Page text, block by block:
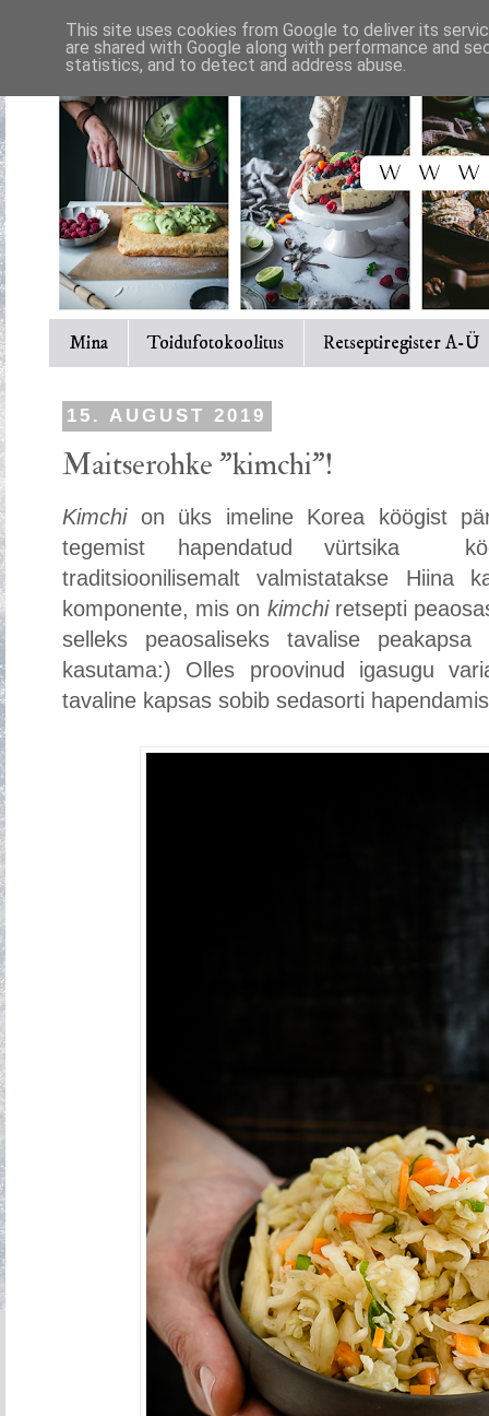
Mina Toidufotokoolitus Retseptiregister A-Ü
15. AUGUST 2019
Maitserohke "kimchi"!
Kimchion üks imeline Korea köögist
tegemist hapendatud vürtsika
traditsioonilisemalt valmistatakse Hiina
komponente, mis on kimchiretsepti
selleks peaosaliseks tavalise
kasutama:) Olles proovinud igasugu
tavaline kapsas sobib sedasorti
This site uses cookies from Google to deliver its
are shared with Google along with performance and
statistics, and to detect and address abuse.